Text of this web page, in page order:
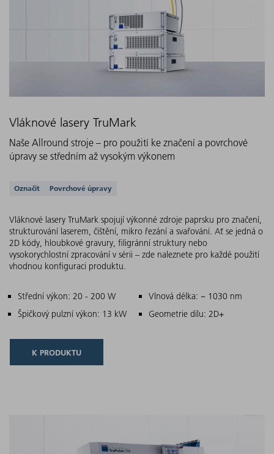
Vláknové lasery TruMark
Naše Allround stroje – pro použití ke značení a povrchové
úpravy se středním až vysokým výkonem
Podporovaná řešení
Označit Povrchové úpravy
Vláknové lasery TruMark spojují výkonné zdroje paprsku pro značení,
strukturování laserem, čištění, mikro řezání a svařování. Ať se jedná o
2D kódy, hloubkové gravury, filigránní struktury nebo
vysokorychlostní zpracování v sérii – zde naleznete pro každé použití
vhodnou konfiguraci produktu.
Hlavní charakteristiky
Střední výkon: 20 - 200 W
Vlnová délka: ~ 1030 nm
Špičkový pulzní výkon: 13 kW
Geometrie dílu: 2D+
K PRODUKTU